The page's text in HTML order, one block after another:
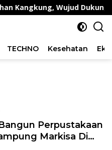
Kangkung, Wujud
TECHNO Kesehatan
Perpustakaan
Markisa Di